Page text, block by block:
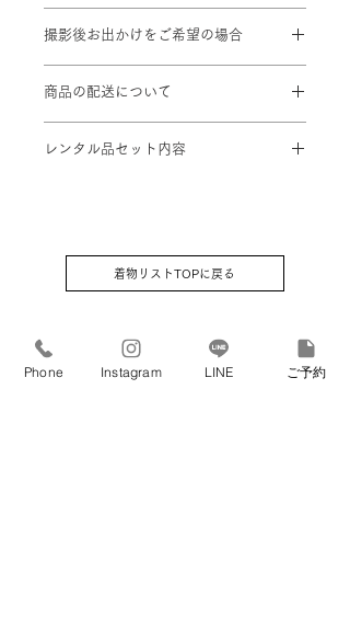
身丈：60cm 肩裄：46cm 袖丈：
53cm（羽織）
袴丈：55cm（おへそからくるぶしま
※小物は着物に合わせてコーディネー
撮影後お出かけをご希望の場合
す
商品の配送について
着するよう手配致します。
レンタル品セット内容
プレゼントさせていただきます）⑩腰
紐2本 & サスペンダー
着物リストTOPに戻る
Phone Instagram LINE ご予約